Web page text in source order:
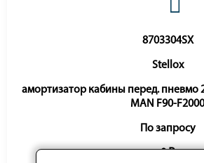
8703304SX
Stellox
амортизатор кабины перед. пневмо
MAN F90-F2000
По запросу
0 ₽